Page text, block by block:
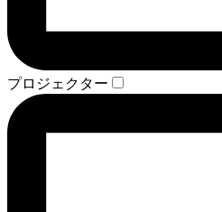
プロジェクター